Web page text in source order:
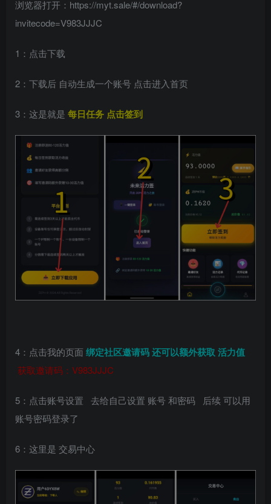
浏览器打开：https://myt.sale/#/download?
invitecode=V983JJJC
1：点击下载
2：下载后 自动生成一个账号 点击进入首页
3：这是就是 每日任务 点击签到
4：点击我的页面 绑定社区邀请码 还可以额外获取 活力值
获取邀请码：V983JJJC
5：点击账号设置 去给自己设置 账号 和密码 后续 可以用
账号密码登录了
6：这里是 交易中心